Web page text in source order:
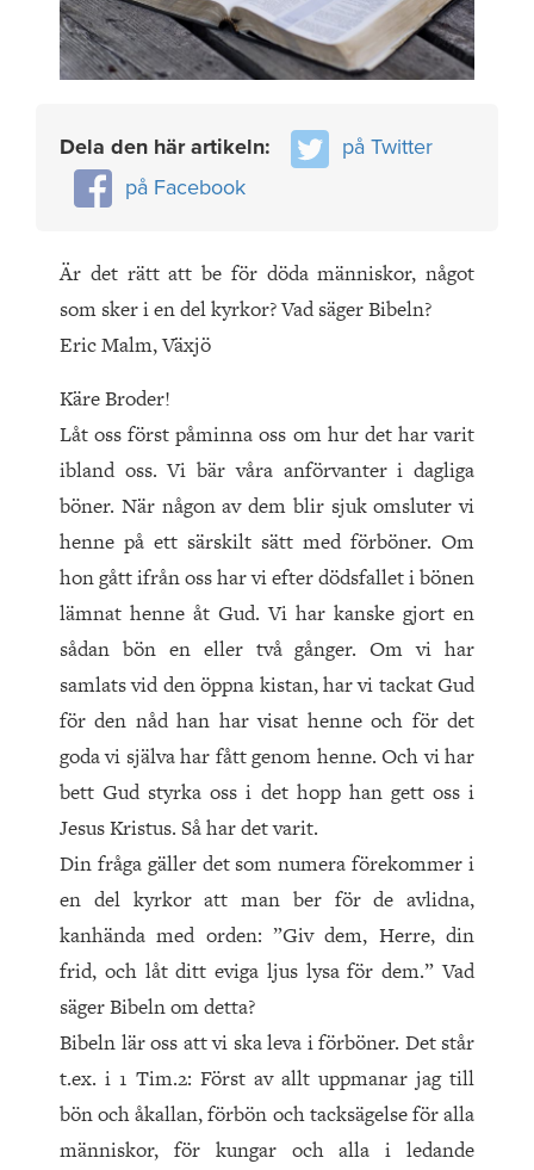
Dela den här artikeln:
på Twitter
på Facebook
Är det rätt att be för döda män­niskor, något
som sker i en del kyrkor? Vad säger Bibeln?
Eric Malm, Växjö
Käre Broder!
Låt oss först påminna oss om hur det har varit
ibland oss. Vi bär våra anförvanter i dagliga
böner. När någon av dem blir sjuk omsluter vi
henne på ett särskilt sätt med förböner. Om
hon gått ifrån oss har vi efter dödsfallet i bönen
lämnat henne åt Gud. Vi har kanske gjort en
sådan bön en eller två gånger. Om vi har
samlats vid den öppna kistan, har vi tackat Gud
för den nåd han har visat henne och för det
goda vi själva har fått genom henne. Och vi har
bett Gud styrka oss i det hopp han gett oss i
Jesus Kristus. Så har det varit.
Din fråga gäller det som numera förekommer i
en del kyrkor att man ber för de avlidna,
kanhända med orden: ”Giv dem, Herre, din
frid, och låt ditt eviga ljus lysa för dem.” Vad
säger Bibeln om detta?
Bibeln lär oss att vi ska leva i förböner. Det står
t.ex. i 1 Tim.2: Först av allt uppmanar jag till
bön och åkallan, förbön och tacksägelse för alla
människor, för kungar och alla i ledande